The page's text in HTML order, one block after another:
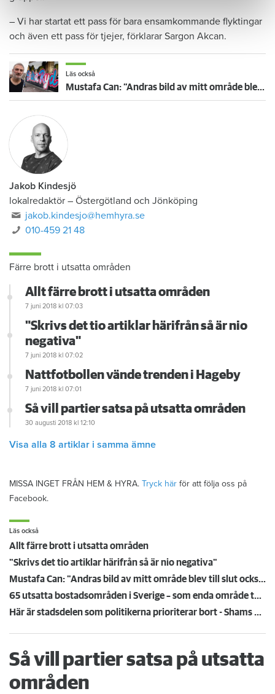
– Vi har startat ett pass för bara ensamkommande flyktingar
och även ett pass för tjejer, förklarar Sargon Akcan.
Läs också
Mustafa Can: ”Andras bild av mitt område blev till slut också min egen”
Jakob Kindesjö
lokalredaktör – Östergötland och Jönköping
jakob.kindesjo@hemhyra.se
010-459 21 48
Färre brott i utsatta områden
Allt färre brott i utsatta områden
7 juni 2018 kl 07:03
"Skrivs det tio artiklar härifrån så är nio
negativa"
7 juni 2018 kl 07:02
Nattfotbollen vände trenden i Hageby
7 juni 2018 kl 07:01
Så vill partier satsa på utsatta områden
30 augusti 2018 kl 12:10
Visa alla 8 artiklar i samma ämne
MISSA INGET FRÅN HEM & HYRA. Tryck här för att följa oss på
Facebook.
Läs också
Allt färre brott i utsatta områden
"Skrivs det tio artiklar härifrån så är nio negativa"
Mustafa Can: "Andras bild av mitt område blev till slut också min egen"
65 utsatta bostadsområden i Sverige – som enda område tas Andersberg i Halmstad bort
Här är stadsdelen som politikerna prioriterar bort - Shams område blir allt tystare
Så vill partier satsa på utsatta
områden